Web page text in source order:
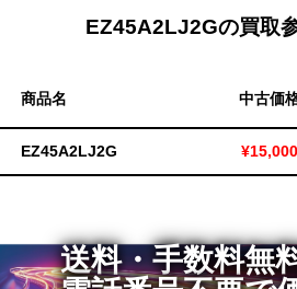
込！
EZ45A2LJ2Gの買取
商品名 中古価
EZ45A2LJ2G ¥15,000
送料・手数料無